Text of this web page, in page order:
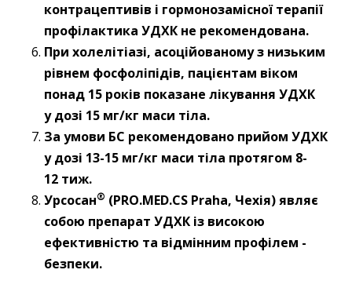
контрацептивів і гормонозамісної терапії
профілактика УДХК не рекомендована.
При холелітіазі, асоційованому з низьким
рівнем фосфоліпідів, пацієнтам віком
понад 15 років показане лікування УДХК
у дозі 15 мг/кг маси тіла.
За умови БС рекомендовано прийом УДХК
у дозі 13-15 мг/кг маси тіла протягом 8-
12 тиж.
Урсосан® (PRO.MED.CS Praha, Чехія) являє
собою препарат УДХК із високою
ефективністю та відмінним профілем ­
безпеки.